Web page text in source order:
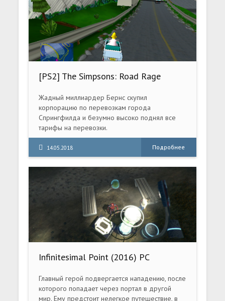
[PS2] The Simpsons: Road Rage
[RUS/ENG|NTSC]
Жадный миллиардер Бернс скупил
корпорацию по перевозкам города
Спрингфилда и безумно высоко поднял все
тарифы на перевозки.
14.05.2018 Подробнее
Infinitesimal Point (2016) PC
Главный герой подвергается нападению, после
которого попадает через портал в другой
мир. Ему предстоит нелегкое путешествие, в